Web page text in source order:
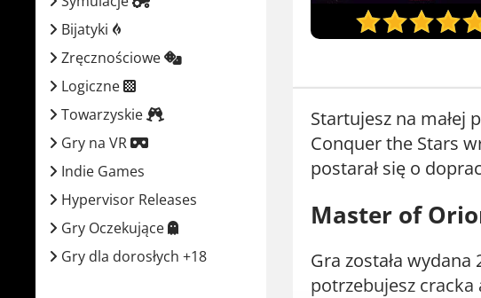
Startujesz na małej
Conquer the Stars
postarał się o
Master of
Gra została
potrzebujesz cracka
Bijatyki
Zręcznościowe
Logiczne
Towarzyskie
Gry na VR
Indie Games
Hypervisor Releases
Gry Oczekujące
Gry dla dorosłych +18